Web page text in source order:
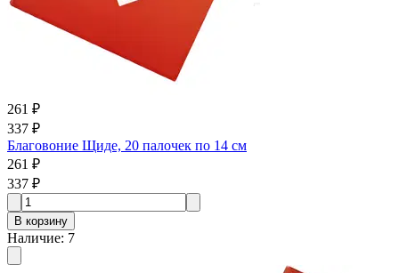
261 ₽
337 ₽
Благовоние Щиде, 20 палочек по 14 см
261 ₽
337 ₽
В корзину
Наличие: 7